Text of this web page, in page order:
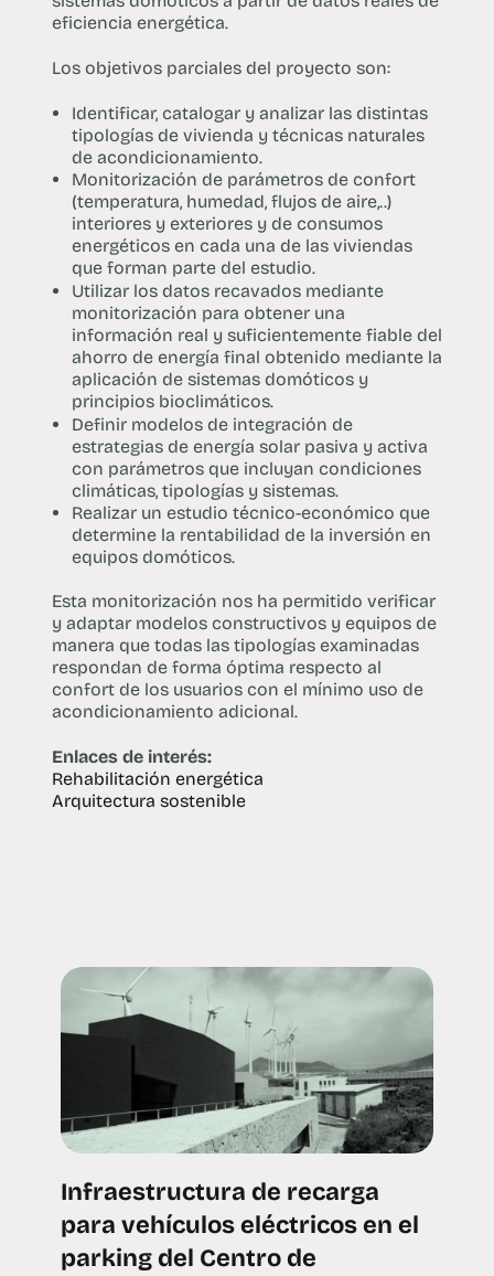
eficiencia energética.
Los objetivos parciales del proyecto son:
Identificar, catalogar y analizar las distintas
tipologías de vivienda y técnicas naturales
de acondicionamiento.
Monitorización de parámetros de confort
(temperatura, humedad, flujos de aire,..)
interiores y exteriores y de consumos
energéticos en cada una de las viviendas
que forman parte del estudio.
Utilizar los datos recavados mediante
monitorización para obtener una
información real y suficientemente fiable del
ahorro de energía final obtenido mediante la
aplicación de sistemas domóticos y
principios bioclimáticos.
Definir modelos de integración de
estrategias de energía solar pasiva y activa
con parámetros que incluyan condiciones
climáticas, tipologías y sistemas.
Realizar un estudio técnico-económico que
determine la rentabilidad de la inversión en
equipos domóticos.
Esta monitorización nos ha permitido verificar
y adaptar modelos constructivos y equipos de
manera que todas las tipologías examinadas
respondan de forma óptima respecto al
confort de los usuarios con el mínimo uso de
acondicionamiento adicional.
Enlaces de interés:
Rehabilitación energética
Arquitectura sostenible
Infraestructura de recarga
para vehículos eléctricos en el
parking del Centro de